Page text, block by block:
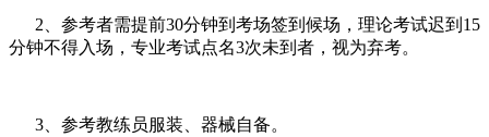
2、参考者需提前30分钟到考场签到候场，理论考试迟到15
分钟不得入场，专业考试点名3次未到者，视为弃考。
3、参考教练员服装、器械自备。